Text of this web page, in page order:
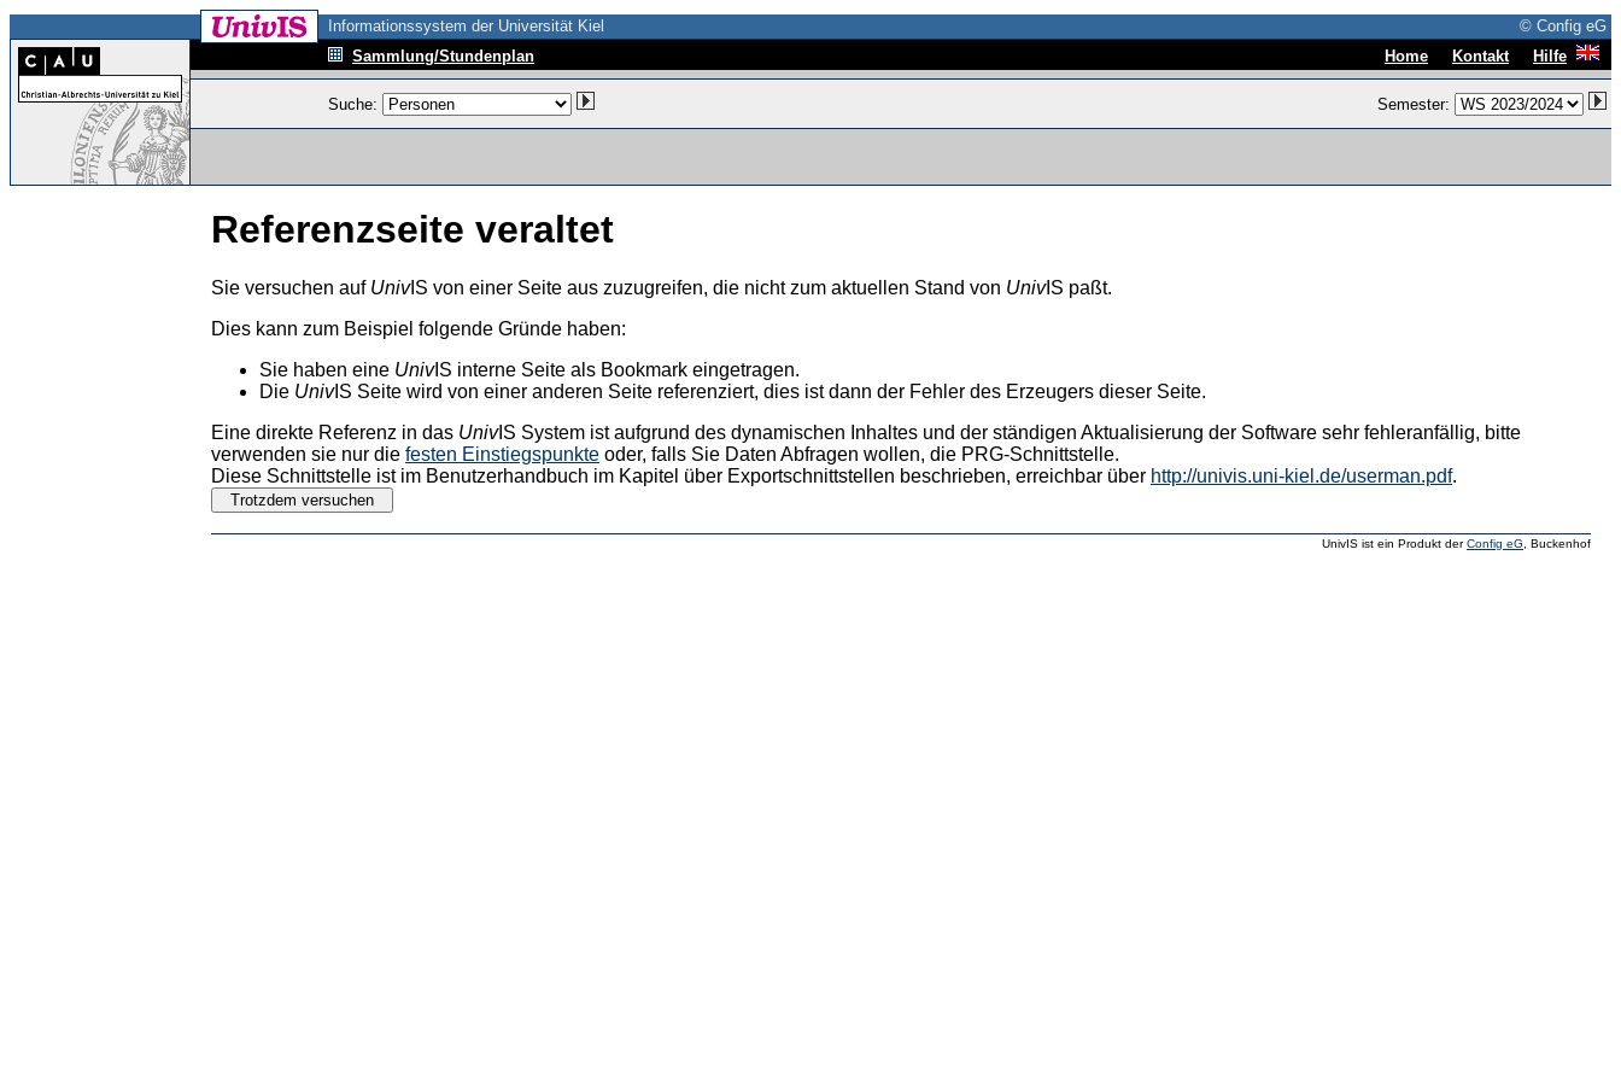
Informationssystem der Universität Kiel
© Config eG
Sammlung/Stundenplan
Home Kontakt Hilfe
Suche: Semester:
Referenzseite veraltet
Sie versuchen auf UnivIS von einer Seite aus zuzugreifen, die nicht zum aktuellen Stand von UnivIS paßt.
Dies kann zum Beispiel folgende Gründe haben:
Sie haben eine UnivIS interne Seite als Bookmark eingetragen.
Die UnivIS Seite wird von einer anderen Seite referenziert, dies ist dann der Fehler des Erzeugers dieser Seite.
Eine direkte Referenz in das UnivIS System ist aufgrund des dynamischen Inhaltes und der ständigen Aktualisierung der Software sehr fehleranfällig, bitte
verwenden sie nur die festen Einstiegspunkte oder, falls Sie Daten Abfragen wollen, die PRG-Schnittstelle.
Diese Schnittstelle ist im Benutzerhandbuch im Kapitel über Exportschnittstellen beschrieben, erreichbar über http://univis.uni-kiel.de/userman.pdf.
UnivIS ist ein Produkt derConfig eG , Buckenhof